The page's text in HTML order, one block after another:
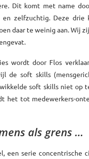
Dit komt met name
zelfzuchtig. Deze drie
daar te weinig aan. Wij
wordt door Flos
de soft skills
soft skills niet
het tot medewerkers-
als grens …
een serie